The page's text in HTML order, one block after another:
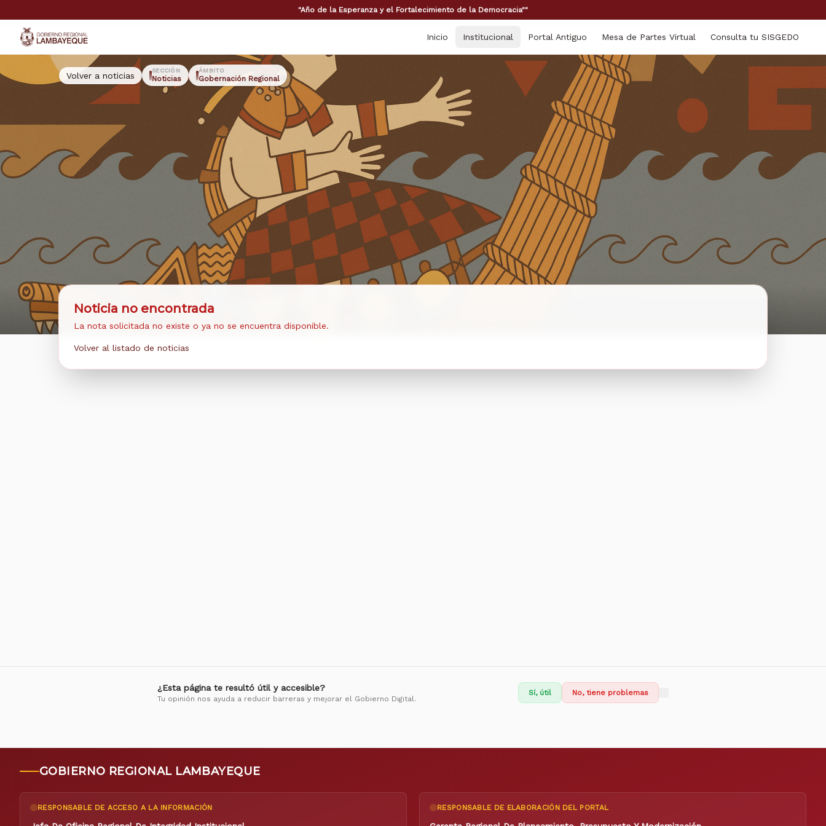
"Año de la Esperanza y el Fortalecimiento de la Democracia""
GORE Lambayeque
Inicio Institucional Portal Antiguo Mesa de Partes Virtual Consulta tu SISGEDO
Volver a noticias SECCIÓN
Noticias
ÁMBITO
Gobernación Regional
Noticia no encontrada
La nota solicitada no existe o ya no se encuentra disponible.
Volver al listado de noticias
¿Esta página te resultó útil y accesible?
Tu opinión nos ayuda a reducir barreras y mejorar el Gobierno Digital.
Sí, útil No, tiene problemas
GOBIERNO REGIONAL LAMBAYEQUE
RESPONSABLE DE ACCESO A LA INFORMACIÓN RESPONSABLE DE ELABORACIÓN DEL PORTAL